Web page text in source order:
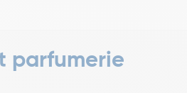
parfumerie